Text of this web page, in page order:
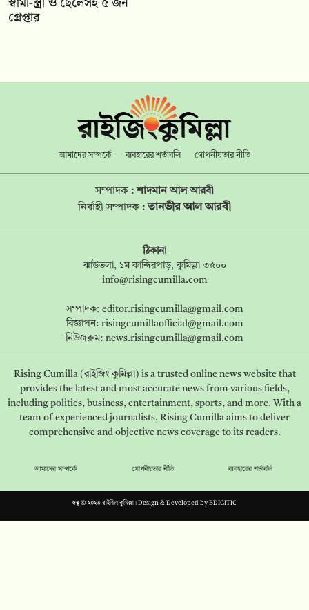
গ্রেপ্তার
আমাদের সম্পর্কে ব্যবহারের শর্তাবলি গোপনীয়তার নীতি
সম্পাদক :শাদমান আল আরবী
নির্বাহী সম্পাদক : তানভীর আল আরবী
ঠিকানা
ঝাউতলা, ১ম কান্দিরপাড়, কুমিল্লা ৩৫০০
info@risingcumilla.com
সম্পাদক: editor.risingcumilla@gmail.com
বিজ্ঞাপন: risingcumillaofficial@gmail.com
নিউজরুম: news.risingcumilla@gmail.com
Rising Cumilla (রাইজিং কুমিল্লা) is a trusted online news website that
provides the latest and most accurate news from various fields,
including politics, business, entertainment, sports, and more. With a
team of experienced journalists, Rising Cumilla aims to deliver
comprehensive and objective news coverage to its readers.
আমাদের সম্পর্কে গোপনীয়তার নীতি ব্যবহারের শর্তাবলি
স্বত্ব © ২০২৩ রাইজিং কুমিল্লা। Design & Developed byBDIGITIC